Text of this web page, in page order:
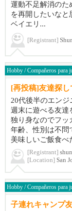
運動不足解消のた
を再開したいなと
ベイエリ...
[Registrant]
Hobby / Compañeros para
[再投稿]友達探し
20代後半のエンジ
週末に遊べる友達
独り身なのでフッ
年齢、性別は不問
美味しいご飯食べ
[Registrant]
[Location] San
Hobby / Compañeros para
子連れキャンプ